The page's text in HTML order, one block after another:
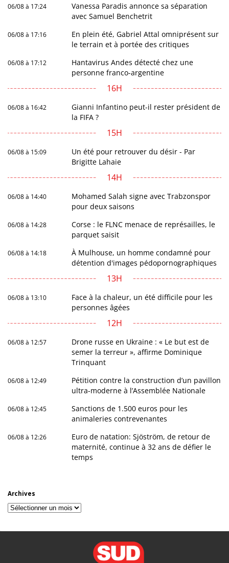
06/08 à 17:24
Vanessa Paradis annonce sa séparation
avec Samuel Benchetrit
06/08 à 17:16
En plein été, Gabriel Attal omniprésent sur
le terrain et à portée des critiques
06/08 à 17:12
Hantavirus Andes détecté chez une
personne franco-argentine
16H
06/08 à 16:42
Gianni Infantino peut-il rester président de
la FIFA ?
15H
06/08 à 15:09
Un été pour retrouver du désir - Par
Brigitte Lahaie
14H
06/08 à 14:40
Mohamed Salah signe avec Trabzonspor
pour deux saisons
06/08 à 14:28
Corse : le FLNC menace de représailles, le
parquet saisit
06/08 à 14:18
À Mulhouse, un homme condamné pour
détention d'images pédopornographiques
13H
06/08 à 13:10
Face à la chaleur, un été difficile pour les
personnes âgées
12H
06/08 à 12:57
Drone russe en Ukraine : « Le but est de
semer la terreur », affirme Dominique
Trinquant
06/08 à 12:49
Pétition contre la construction d’un pavillon
ultra-moderne à l’Assemblée Nationale
06/08 à 12:45
Sanctions de 1.500 euros pour les
animaleries contrevenantes
06/08 à 12:26
Euro de natation: Sjöström, de retour de
maternité, continue à 32 ans de défier le
temps
Archives
Archives